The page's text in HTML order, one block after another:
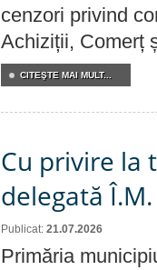
cenzori privind
Achiziții, Comerț
CITEŞTE MAI MULT...
Cu privire la
delegată
Publicat: 21.07.2026
Primăria